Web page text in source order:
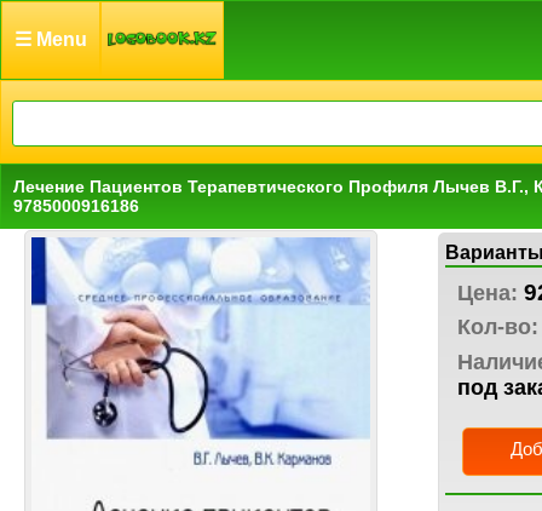
☰ Menu
Лечение Пациентов Терапевтического Профиля Лычев В.Г.,
9785000916186
Цена:
Кол-во:
под